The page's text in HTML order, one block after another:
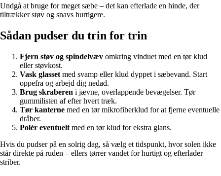
Undgå at bruge for meget sæbe – det kan efterlade en hinde, der
tiltrækker støv og snavs hurtigere.
Sådan pudser du trin for trin
Fjern støv og spindelvæv omkring vinduet med en tør klud
eller støvkost.
Vask glasset med svamp eller klud dyppet i sæbevand. Start
oppefra og arbejd dig nedad.
Brug skraberen i jævne, overlappende bevægelser. Tør
gummilisten af efter hvert træk.
Tør kanterne med en tør mikrofiberklud for at fjerne eventuelle
dråber.
Polér eventuelt med en tør klud for ekstra glans.
Hvis du pudser på en solrig dag, så vælg et tidspunkt, hvor solen ikke
står direkte på ruden – ellers tørrer vandet for hurtigt og efterlader
striber.